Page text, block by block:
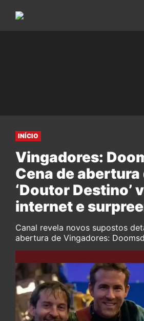
INÍCIO
Vingadores:
Cena de abertura
‘Doutor Destino’
internet e
Canal revela novos supostos
abertura de Vingadores: